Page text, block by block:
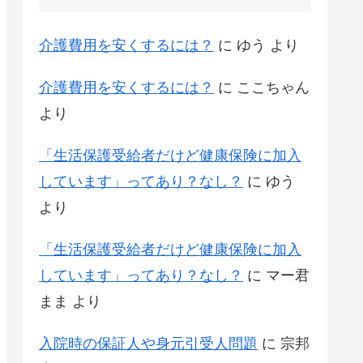
介護費用を安くするには？ に ゆう より
介護費用を安くするには？ に ここちゃん
より
「生活保護受給者だけど健康保険に加入
しています」ってあり？なし？ に ゆう
より
「生活保護受給者だけど健康保険に加入
しています」ってあり？なし？ に マー君
まま より
入院時の保証人や身元引受人問題 に 宗邦